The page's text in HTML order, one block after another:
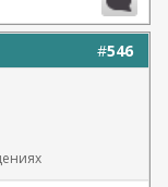
#546